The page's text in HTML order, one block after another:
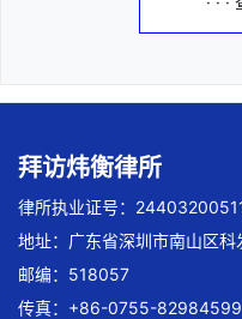
拜访炜衡律所
律所执业证号：
地址：广东省深圳市南山区
邮编：518057
传真：+86-0755-82984599